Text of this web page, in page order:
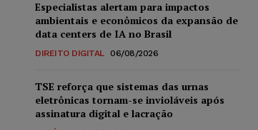
Especialistas alertam para impactos
ambientais e econômicos da expansão de
data centers de IA no Brasil
DIREITO DIGITAL 06/08/2026
TSE reforça que sistemas das urnas
eletrônicas tornam-se invioláveis após
assinatura digital e lacração